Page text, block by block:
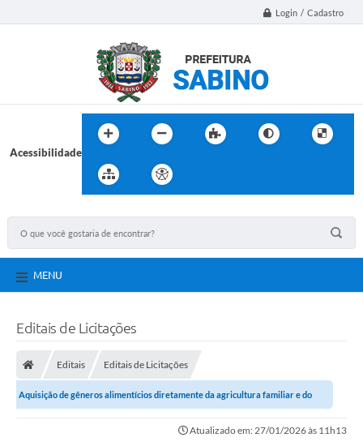
Login / Cadastro
Acessibilidade
MENU
Editais de Licitações
Editais Editais de Licitações
Aquisição de gêneros alimentícios diretamente da agricultura familiar e do
Atualizado em: 27/01/2026 às 11h13